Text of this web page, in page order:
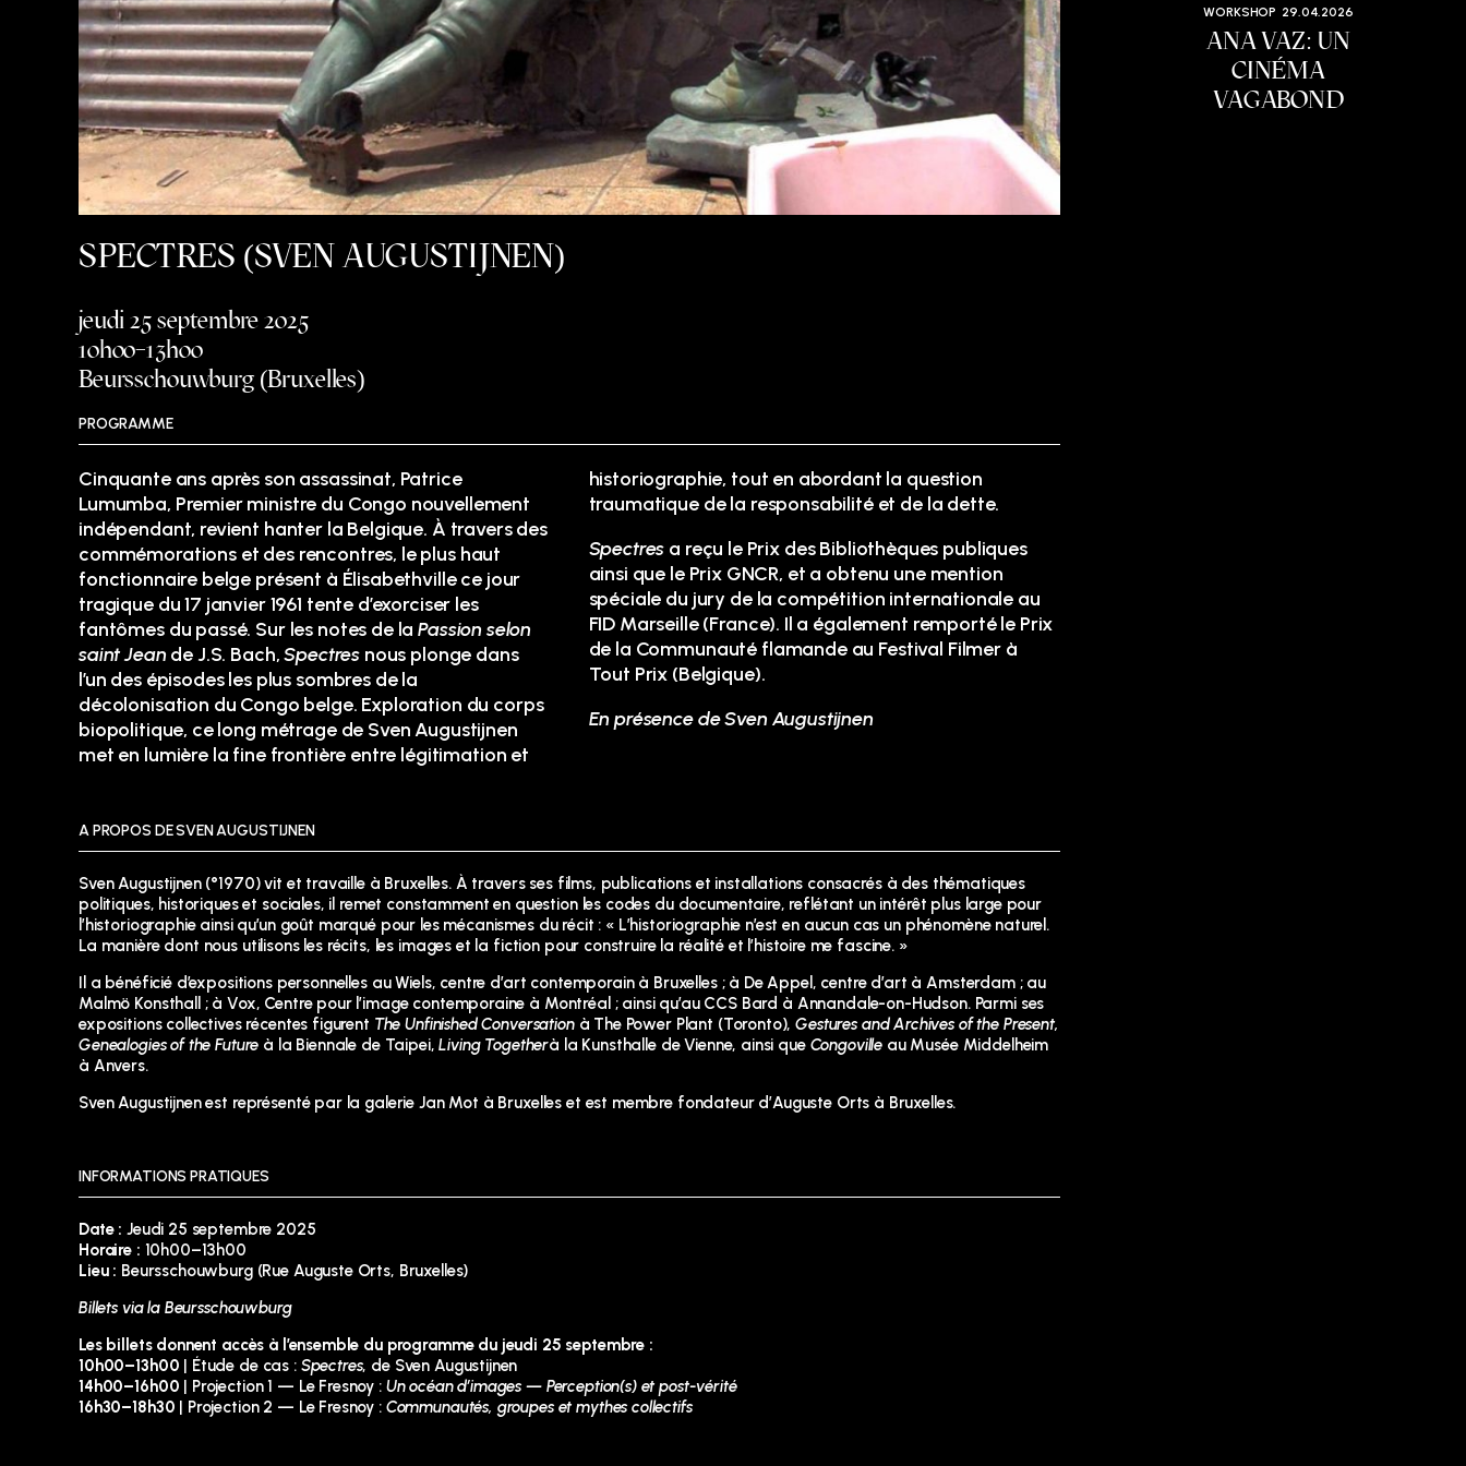
SPECTRES (SVEN AUGUSTIJNEN)
jeudi 25 septembre 2025
10h00–13h00
Beursschouwburg (Bruxelles)
PROGRAMME
Cinquante ans après son assassinat, Patrice
Lumumba, Premier ministre du Congo nouvellement
indépendant, revient hanter la Belgique. À travers des
commémorations et des rencontres, le plus haut
fonctionnaire belge présent à Élisabethville ce jour
tragique du 17 janvier 1961 tente d’exorciser les
fantômes du passé. Sur les notes de laPassion selon
saint Jean de J.S. Bach,Spectres nous plonge dans
l’un des épisodes les plus sombres de la
décolonisation du Congo belge. Exploration du corps
biopolitique, ce long métrage de Sven Augustijnen
met en lumière la fine frontière entre légitimation et
historiographie, tout en abordant la question
traumatique de la responsabilité et de la dette.
Spectres a reçu le Prix des Bibliothèques publiques
ainsi que le Prix GNCR, et a obtenu une mention
spéciale du jury de la compétition internationale au
FID Marseille (France). Il a également remporté le Prix
de la Communauté flamande au Festival Filmer à
Tout Prix (Belgique).
En présence de Sven Augustijnen
A PROPOS DE SVEN AUGUSTIJNEN
Sven Augustijnen (°1970) vit et travaille à Bruxelles. À travers ses films, publications et installations consacrés à des thématiques
politiques, historiques et sociales, il remet constamment en question les codes du documentaire, reflétant un intérêt plus large pour
l’historiographie ainsi qu’un goût marqué pour les mécanismes du récit : « L’historiographie n’est en aucun cas un phénomène naturel.
La manière dont nous utilisons les récits, les images et la fiction pour construire la réalité et l’histoire me fascine. »
Il a bénéficié d’expositions personnelles au Wiels, centre d’art contemporain à Bruxelles ; à De Appel, centre d’art à Amsterdam ; au
Malmö Konsthall ; à Vox, Centre pour l’image contemporaine à Montréal ; ainsi qu’au CCS Bard à Annandale-on-Hudson. Parmi ses
expositions collectives récentes figurent The Unfinished Conversationà The Power Plant (Toronto),Gestures and Archives of the Present,
Genealogies of the Future à la Biennale de Taipei,Living Togetherà la Kunsthalle de Vienne, ainsi que Congoville au Musée Middelheim
à Anvers.
Sven Augustijnen est représenté par la galerie Jan Mot à Bruxelles et est membre fondateur d’Auguste Orts à Bruxelles.
INFORMATIONS PRATIQUES
Date : Jeudi 25 septembre 2025
Horaire : 10h00–13h00
Lieu : Beursschouwburg(Rue Auguste Orts, Bruxelles)
Billets via la Beursschouwburg
Les billets donnent accès à l’ensemble du programme du jeudi 25 septembre :
10h00–13h00 | Étude de cas : Spectres, de Sven Augustijnen
14h00–16h00 | Projection 1 — Le Fresnoy : Un océan d’images — Perception(s) et post-vérité
16h30–18h30 | Projection 2 — Le Fresnoy : Communautés, groupes et mythes collectifs
WORKSHOP 29.04.2026
ANA VAZ: UN
CINÉMA
VAGABOND